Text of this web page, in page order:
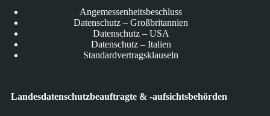
Angemessenheitsbeschluss
Datenschutz – Großbritannien
Datenschutz – USA
Datenschutz – Italien
Standardvertragsklauseln
Landesdatenschutzbeauftragte & -aufsichtsbehörden